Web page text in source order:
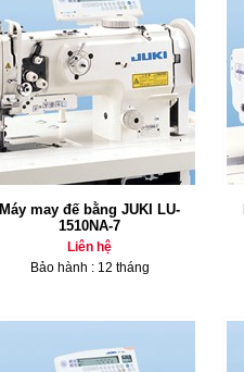
Máy may đế bằng JUKI LU-
1510NA-7
Liên hệ
Bảo hành : 12 tháng